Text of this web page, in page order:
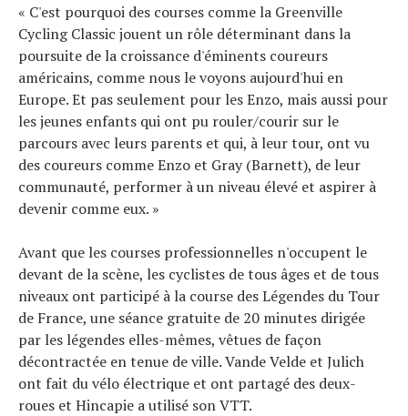
« C'est pourquoi des courses comme la Greenville
Cycling Classic jouent un rôle déterminant dans la
poursuite de la croissance d'éminents coureurs
américains, comme nous le voyons aujourd'hui en
Europe. Et pas seulement pour les Enzo, mais aussi pour
les jeunes enfants qui ont pu rouler/courir sur le
parcours avec leurs parents et qui, à leur tour, ont vu
des coureurs comme Enzo et Gray (Barnett), de leur
communauté, performer à un niveau élevé et aspirer à
devenir comme eux. »
Avant que les courses professionnelles n'occupent le
devant de la scène, les cyclistes de tous âges et de tous
niveaux ont participé à la course des Légendes du Tour
de France, une séance gratuite de 20 minutes dirigée
par les légendes elles-mêmes, vêtues de façon
décontractée en tenue de ville. Vande Velde et Julich
ont fait du vélo électrique et ont partagé des deux-
roues et Hincapie a utilisé son VTT.